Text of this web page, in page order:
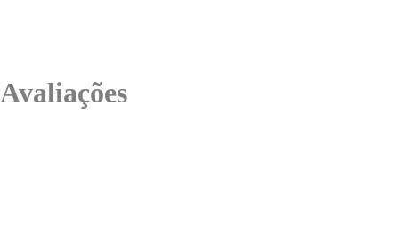
Avaliações